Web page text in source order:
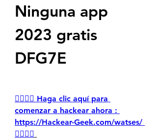
Ninguna app
2023 gratis
DFG7E
👉🏻👉🏻 Haga clic aquí para
comenzar a hackear ahora :
https://Hackear-Geek.com/watses/
👈🏻👈🏻